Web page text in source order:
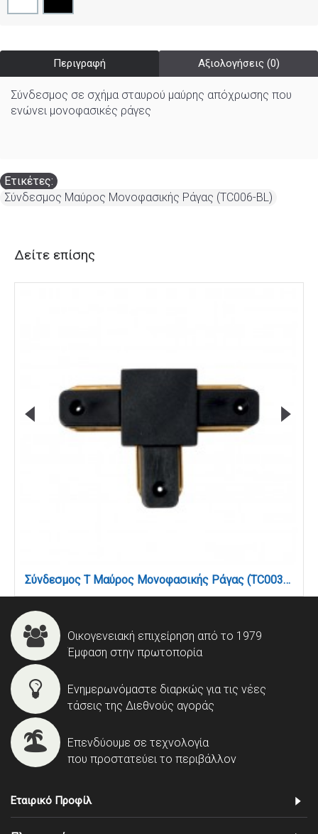
Περιγραφή Αξιολογήσεις (0)
Σύνδεσμος σε σχήμα σταυρού μαύρης απόχρωσης που
ενώνει μονοφασικές ράγες
Ετικέτες:
Σύνδεσμος Μαύρος Μονοφασικής Ράγας (TC006-BL)
Δείτε επίσης
Σύνδεσμος Τ Μαύρος Μονοφασικής Ράγας (TC003-BL)
Οικογενειακή επιχείρηση από το 1979
Έμφαση στην πρωτοπορία
Ενημερωνόμαστε διαρκώς για τις νέες
τάσεις της Διεθνούς αγοράς
Επενδύουμε σε τεχνολογία
που προστατεύει το περιβάλλον
Εταιρικό Προφίλ